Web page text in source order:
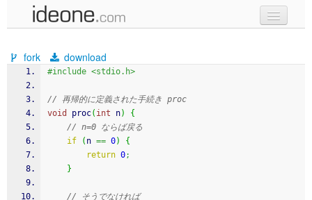
samples
recent codes
fork download
#include <stdio.h>
// 再帰的に定義された手続き proc
void
proc( int n)
{
// n=0 ならば戻る
if
( n == 0)
{
return 0;
}
// そうでなければ